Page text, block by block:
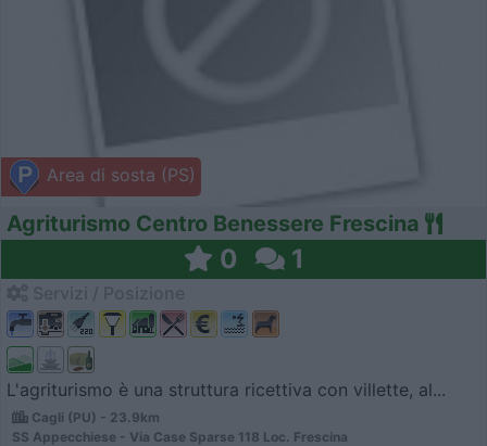
Area di sosta (PS)
Agriturismo Centro Benessere Frescina
0 1
L'agriturismo è una struttura ricettiva con villette, al...
Cagli (PU) - 23.9km
SS Appecchiese - Via Case Sparse 118 Loc. Frescina